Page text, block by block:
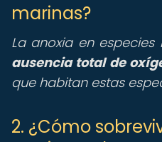
marinas?
La anoxia en
ausencia total de
que habitan estas
2. ¿Cómo